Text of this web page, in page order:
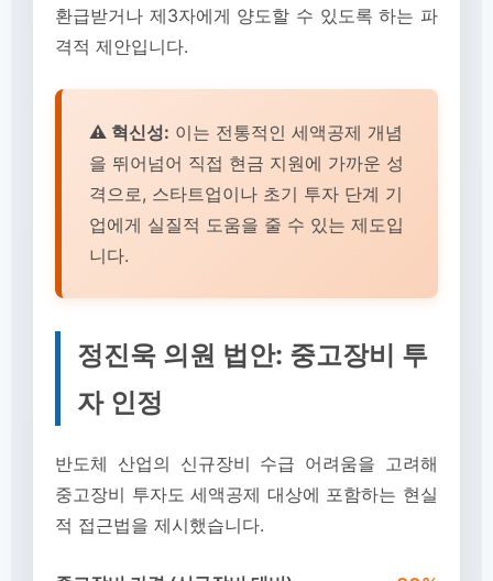
환급받거나 제3자에게 양도할 수 있도록 하는 파
격적 제안입니다.
⚠️ 혁신성: 이는 전통적인 세액공제 개념
을 뛰어넘어 직접 현금 지원에 가까운 성
격으로, 스타트업이나 초기 투자 단계 기
업에게 실질적 도움을 줄 수 있는 제도입
니다.
정진욱 의원 법안: 중고장비 투
자 인정
반도체 산업의 신규장비 수급 어려움을 고려해
중고장비 투자도 세액공제 대상에 포함하는 현실
적 접근법을 제시했습니다.